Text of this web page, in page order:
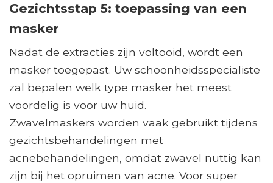
Gezichtsstap 5: toepassing van een
masker
Nadat de extracties zijn voltooid, wordt een
masker toegepast. Uw schoonheidsspecialiste
zal bepalen welk type masker het meest
voordelig is voor uw huid.
Zwavelmaskers worden vaak gebruikt tijdens
gezichtsbehandelingen met
acnebehandelingen, omdat zwavel nuttig kan
zijn bij het opruimen van acne. Voor super